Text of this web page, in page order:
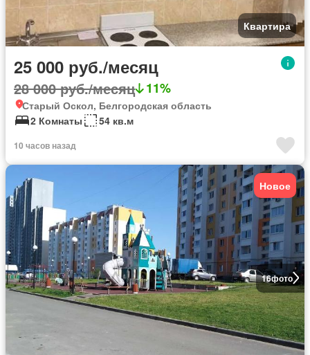
Квартира
25 000 руб./месяц
28 000 руб./месяц 11%
Старый Оскол, Белгородская область
2 Комнаты
54 кв.м
10 часов назад
16фото
Новое